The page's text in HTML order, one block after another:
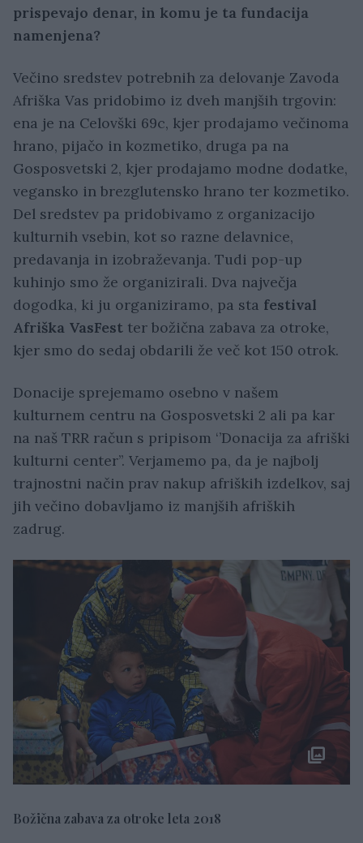
prispevajo denar, in komu je ta fundacija
namenjena?
Večino sredstev potrebnih za delovanje Zavoda
Afriška Vas pridobimo iz dveh manjših trgovin:
ena je na Celovški 69c, kjer prodajamo večinoma
hrano, pijačo in kozmetiko, druga pa na
Gosposvetski 2, kjer prodajamo modne dodatke,
vegansko in brezglutensko hrano ter kozmetiko.
Del sredstev pa pridobivamo z organizacijo
kulturnih vsebin, kot so razne delavnice,
predavanja in izobraževanja. Tudi pop-up
kuhinjo smo že organizirali. Dva največja
dogodka, ki ju organiziramo, pa sta festival
Afriška VasFest ter božična zabava za otroke,
kjer smo do sedaj obdarili že več kot 150 otrok.
Donacije sprejemamo osebno v našem
kulturnem centru na Gosposvetski 2 ali pa kar
na naš TRR račun s pripisom ‘’Donacija za afriški
kulturni center’’. Verjamemo pa, da je najbolj
trajnostni način prav nakup afriških izdelkov, saj
jih večino dobavljamo iz manjših afriških
zadrug.
Božična zabava za otroke leta 2018